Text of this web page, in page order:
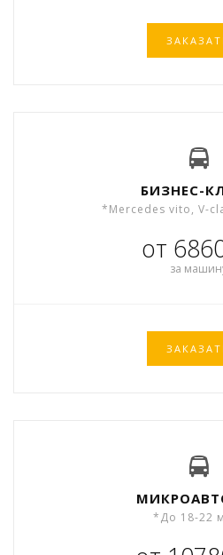
БИЗНЕС-
*Mercedes vito, V-
от
за
*До 18-22